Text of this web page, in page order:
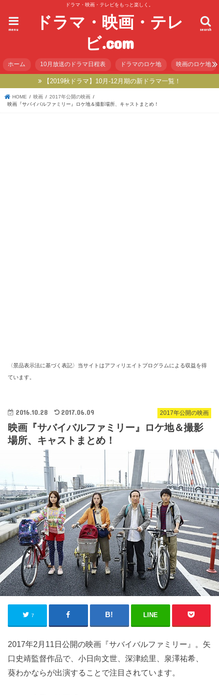
ドラマ・映画・テレビをもっと楽しく。
ドラマ・映画・テレ
ビ.com
search
menu
ホーム 10月放送のドラマ日程表 ドラマのロケ地 映画のロケ地
【2019秋ドラマ】10月-12月期の新ドラマ一覧！
HOME 映画
2017年公開の映画
映画『サバイバルファミリー』ロケ地＆撮影場所、キャストまとめ！
〈景品表示法に基づく表記〉当サイトはアフィリエイトプログラムによる収益を得
ています。
2017年公開の映画
2016.10.28 2017.06.09
映画『サバイバルファミリー』ロケ地＆撮影
場所、キャストまとめ！
7 LINE
2017年2月11日公開の映画『サバイバルファミリー』。矢
口史靖監督作品で、小日向文世、深津絵里、泉澤祐希、
葵わかならが出演することで注目されています。